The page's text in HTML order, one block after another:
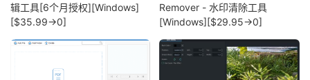
辑工具[6个月授权][Windows]
[$35.99→0]
Remover - 水印清除工具
[Windows][$29.95→0]